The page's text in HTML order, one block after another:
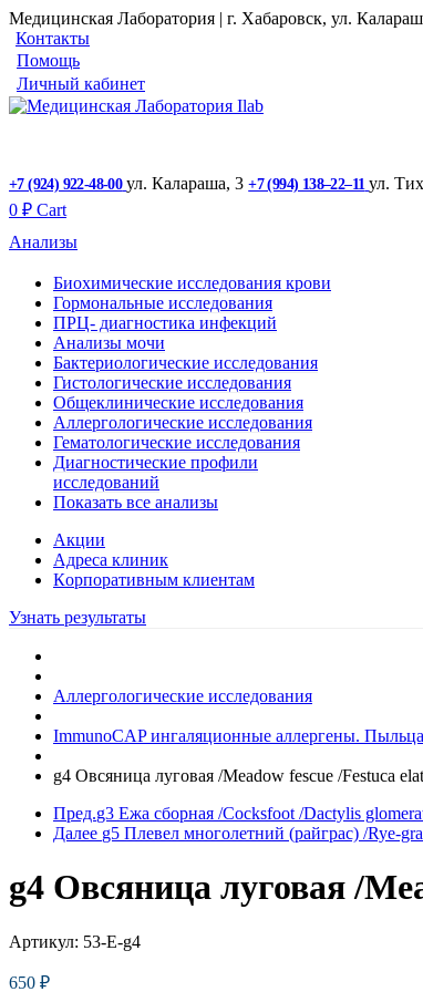
Медицинская Лаборатория | г. Хабаровск, ул.
Контакты
Помощь
Личный кабинет
+7 (924) 922-48-00 ул. ​Калараша, 3 +7 (994) 138‒22‒11 ул.
0 ₽ Cart
Анализы
Биохимические исследования крови
Гормональные исследования
ПРЦ- диагностика инфекций
Анализы мочи
Бактериологические исследования
Гистологические исследования
Общеклинические исследования
Аллергологические исследования
Гематологические исследования
Диагностические профили
исследований
Показать все анализы
Акции
Адреса клиник
Кoрпоративным клиентам
Узнать результаты
Аллергологические исследования
ImmunoCAP ингаляционные аллергены.
g4 Овсяница луговая /Meadow fescue /Festuca
Пред.g3 Ежа сборная /Cocksfoot /Dactylis
Далее g5 Плевел многолетний (райграс) /Rye-
g4 Овсяница луговая /
Артикул: 53-E-g4
650 ₽